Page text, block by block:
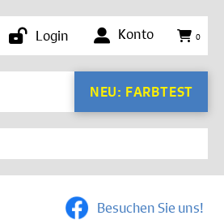
Login Konto 0
NEU: FARBTEST
Besuchen Sie uns!